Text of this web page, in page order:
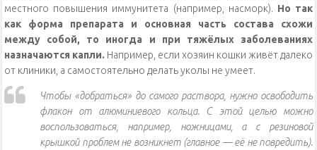
местного повышения иммунитета (например, насморк). Но так
как форма препарата и основная часть состава схожи
между собой, то иногда и при тяжёлых заболеваниях
назначаются капли. Например, если хозяин кошки живёт далеко
от клиники, а самостоятельно делать уколы не умеет.
Чтобы «добраться» до самого раствора, нужно освободить
флакон от алюминиевого кольца. С этой целью можно
воспользоваться, например, ножницами, а с резиновой
крышкой проблем не возникнет (главное — её не повредить).